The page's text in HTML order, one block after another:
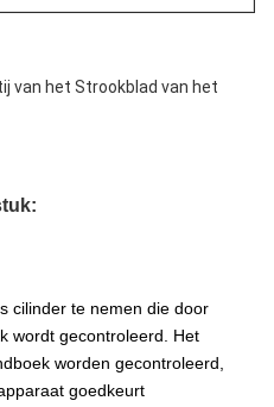
cilinder te nemen die door
wordt gecontroleerd. Het
worden gecontroleerd,
goedkeurt